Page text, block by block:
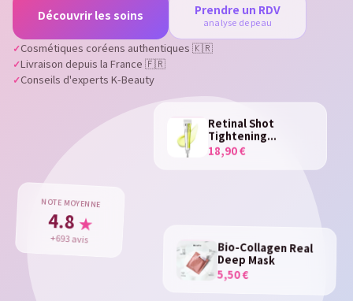
Découvrir les soins Prendre un RDV
analyse de peau
Cosmétiques coréens authentiques 🇰🇷
Livraison depuis la France 🇫🇷
Conseils d'experts K-Beauty
Retinal Shot
Tightening...
18,90 €
Bio-Collagen Real
Deep Mask
5,50 €
NOTE MOYENNE
4.8 ★
+693 avis